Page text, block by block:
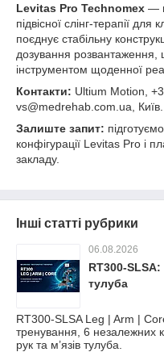
Levitas Pro Technomex —
підвісної слінг-терапії для
поєднує стабільну
дозування розвантаження,
інструментом щоденної
Контакти: Ultium Motion,
vs@medrehab.com.ua, Київ.
Залиште запит:
конфігурації Levitas Pro і
закладу.
Інші статті рубрики
06.08.2026
RT300-SLSA:
тулуба
RT300-SLSA Leg | Arm |
тренування, 6 незалежних
рук та м’язів тулуба.